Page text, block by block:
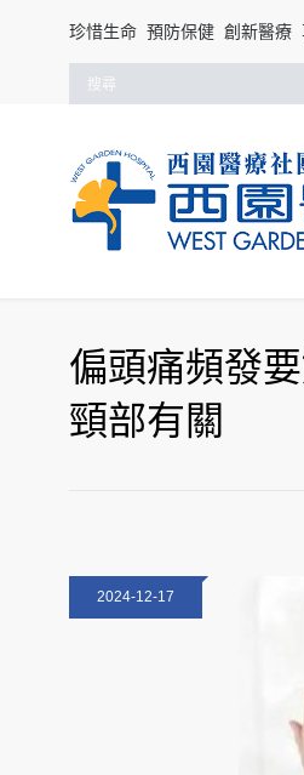
珍惜生命 預防保健 創新醫療
偏頭痛頻發
頸部有關
2024-12-17